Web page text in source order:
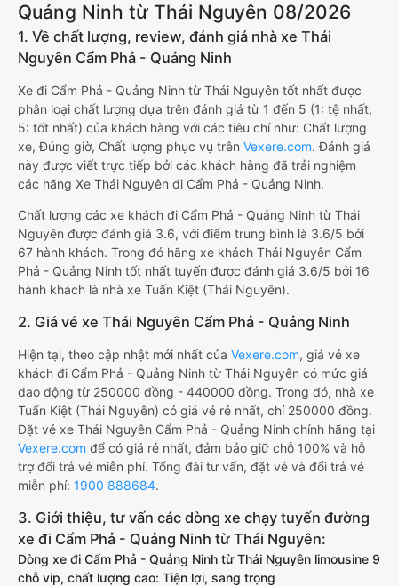
Quảng Ninh từ Thái Nguyên 08/2026
1. Về chất lượng, review, đánh giá nhà xe Thái
Nguyên Cẩm Phả - Quảng Ninh
Xe đi Cẩm Phả - Quảng Ninh từ Thái Nguyên tốt nhất được
phân loại chất lượng dựa trên đánh giá từ 1 đến 5 (1: tệ nhất,
5: tốt nhất) của khách hàng với các tiêu chí như: Chất lượng
xe, Đúng giờ, Chất lượng phục vụ trên Vexere.com. Đánh giá
này được viết trực tiếp bởi các khách hàng đã trải nghiệm
các hãng Xe Thái Nguyên đi Cẩm Phả - Quảng Ninh.
Chất lượng các xe khách đi Cẩm Phả - Quảng Ninh từ Thái
Nguyên được đánh giá 3.6, với điểm trung bình là 3.6/5 bởi
67 hành khách. Trong đó hãng xe khách Thái Nguyên Cẩm
Phả - Quảng Ninh tốt nhất tuyến được đánh giá 3.6/5 bởi 16
hành khách là nhà xe Tuấn Kiệt (Thái Nguyên).
2. Giá vé xe Thái Nguyên Cẩm Phả - Quảng Ninh
Hiện tại, theo cập nhật mới nhất của Vexere.com, giá vé xe
khách đi Cẩm Phả - Quảng Ninh từ Thái Nguyên có mức giá
dao động từ 250000 đồng - 440000 đồng. Trong đó, nhà xe
Tuấn Kiệt (Thái Nguyên) có giá vé rẻ nhất, chỉ 250000 đồng.
Đặt vé xe Thái Nguyên Cẩm Phả - Quảng Ninh chính hãng tại
Vexere.com để có giá rẻ nhất, đảm bảo giữ chỗ 100% và hỗ
trợ đổi trả vé miễn phí. Tổng đài tư vấn, đặt vé và đổi trả vé
miễn phí: 1900 888684.
3. Giới thiệu, tư vấn các dòng xe chạy tuyến đường
xe đi Cẩm Phả - Quảng Ninh từ Thái Nguyên:
Dòng xe đi Cẩm Phả - Quảng Ninh từ Thái Nguyên limousine 9
chỗ vip, chất lượng cao: Tiện lợi, sang trọng